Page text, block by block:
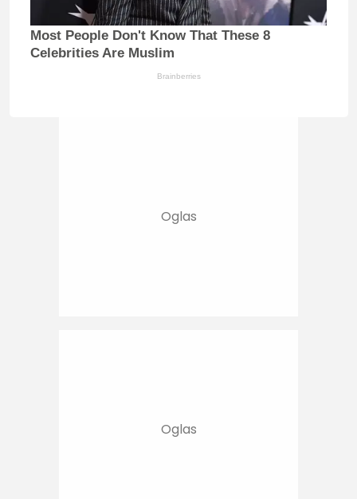
Most People Don't Know That These 8
Celebrities Are Muslim
Brainberries